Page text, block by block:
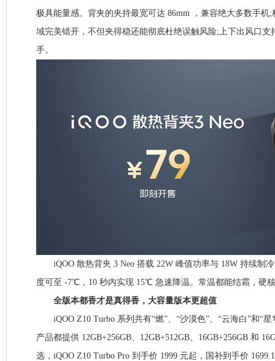
极具能量感。背夹的夹持最宽可达 86mm ，兼容绝大多数手机
域完美错开，不但夹得稳还能彻底杜绝误触风险;上下出风口支
手。
iQOO 散热背夹 3 Neo 搭载 22W 峰值功率与 18W 持续制
度可至 -7℃，10 秒内实现 15℃ 急速降温。常温都能结霜，硬
全版本都香才是真得香，大容量版本更超值
iQOO Z10 Turbo 系列共有“燃”、“沙漠色”、“云海白”和“星
产品都提供 12GB+256GB、12GB+512GB、16GB+256GB 和
选，iQOO Z10 Turbo Pro 到手价 1999 元起，国补到手价